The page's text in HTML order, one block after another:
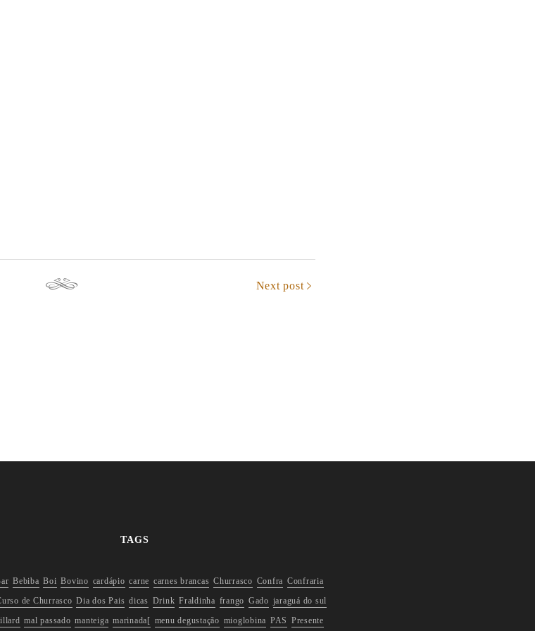
Next post
TAGS
Bebiba Boi Bovino cardápio carne carnes brancas Churrasco Confra Confraria
de Churrasco Dia dos Pais dicas Drink Fraldinha frango Gado jaraguá do sul
mal passado manteiga marinada[ menu degustação mioglobina PAS Presente